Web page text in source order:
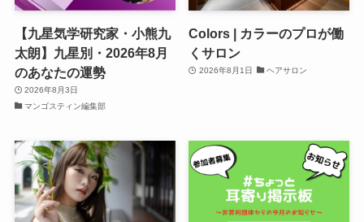
【九星気学研究家・小熊九
太朗】九星別・2026年8月
のあなたの運勢
2026年8月3日
マンゴスティン編集部
Colors | カラーのプロが働
くサロン
2026年8月1日 ヘアサロン